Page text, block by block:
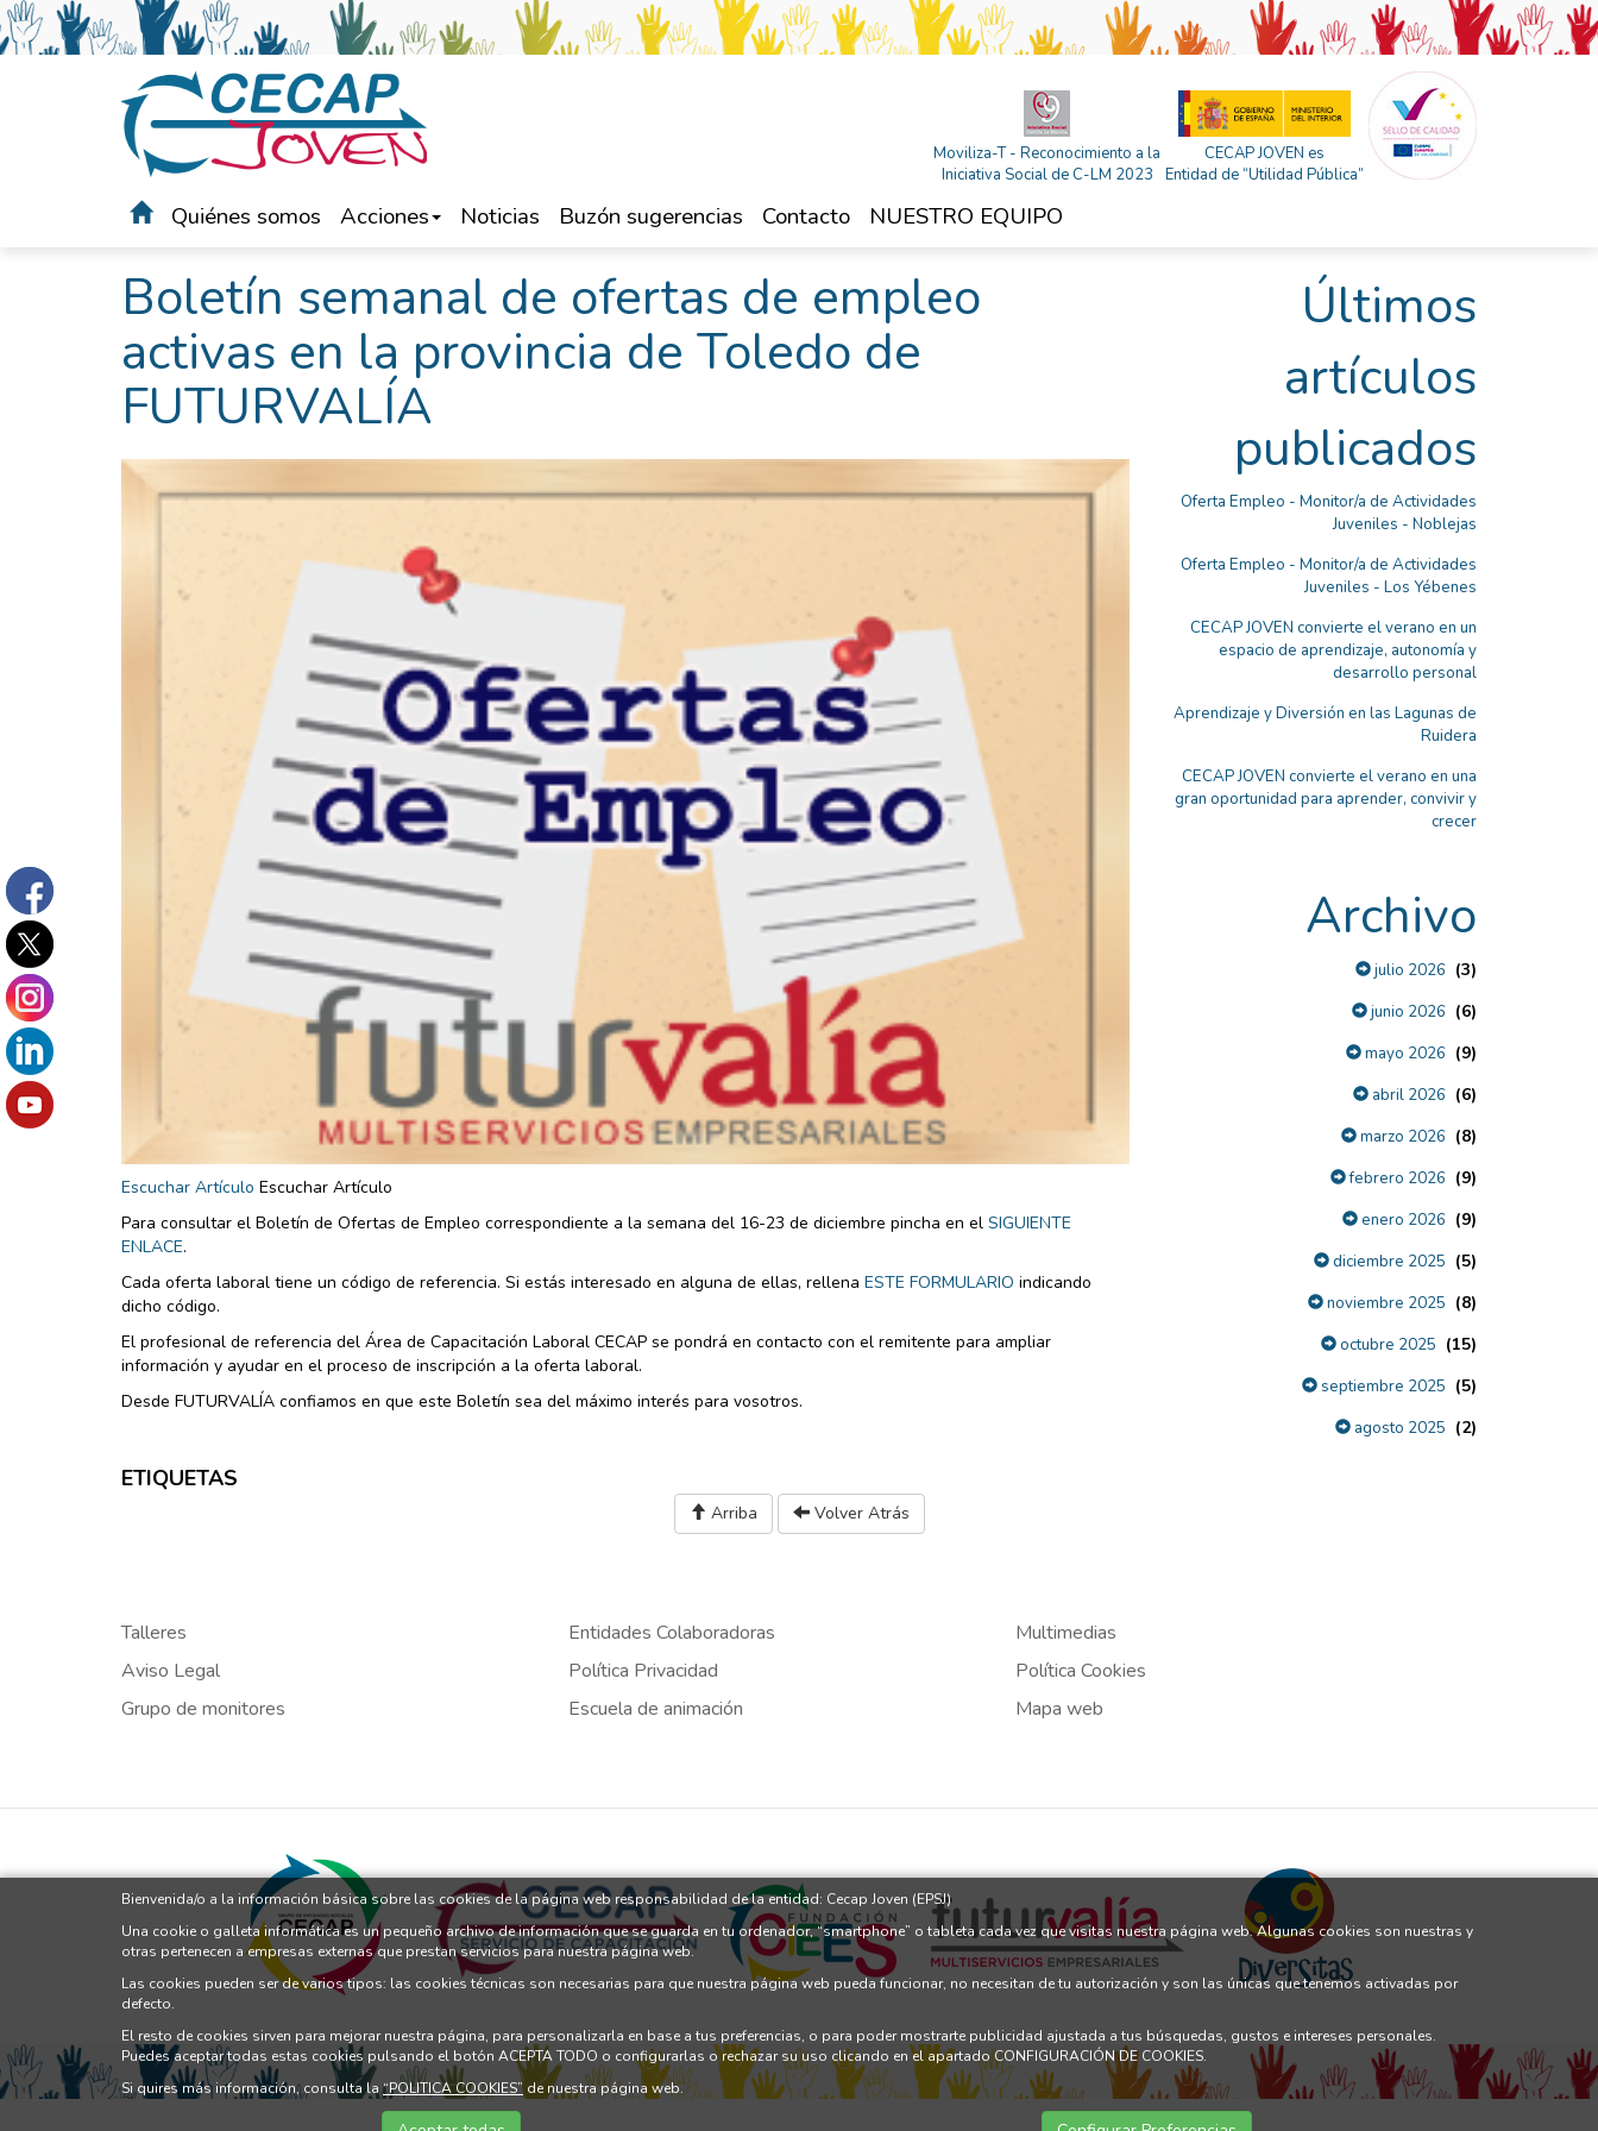
Moviliza-T - Reconocimiento a la
Iniciativa Social de C-LM 2023
CECAP JOVEN es
Entidad de “Utilidad Pública”
Quiénes somos Acciones Noticias Buzón sugerencias Contacto NUESTRO EQUIPO
Boletín semanal de ofertas de empleo
activas en la provincia de Toledo de
FUTURVALÍA
Escuchar Artículo Escuchar Artículo
Para consultar el Boletín de Ofertas de Empleo correspondiente a la semana del 16-23 de diciembre pincha en el SIGUIENTE
ENLACE.
Cada oferta laboral tiene un código de referencia. Si estás interesado en alguna de ellas, rellena ESTE FORMULARIO indicando
dicho código.
El profesional de referencia del Área de Capacitación Laboral CECAP se pondrá en contacto con el remitente para ampliar
información y ayudar en el proceso de inscripción a la oferta laboral.
Desde FUTURVALÍA confiamos en que este Boletín sea del máximo interés para vosotros.
Últimos
artículos
publicados
Oferta Empleo - Monitor/a de Actividades
Juveniles - Noblejas
Oferta Empleo - Monitor/a de Actividades
Juveniles - Los Yébenes
CECAP JOVEN convierte el verano en un
espacio de aprendizaje, autonomía y
desarrollo personal
Aprendizaje y Diversión en las Lagunas de
Ruidera
CECAP JOVEN convierte el verano en una
gran oportunidad para aprender, convivir y
crecer
Archivo
julio 2026 (3)
junio 2026 (6)
mayo 2026 (9)
abril 2026 (6)
marzo 2026 (8)
febrero 2026 (9)
enero 2026 (9)
diciembre 2025 (5)
noviembre 2025 (8)
octubre 2025 (15)
septiembre 2025 (5)
agosto 2025 (2)
ETIQUETAS
Arriba Volver Atrás
Talleres Entidades Colaboradoras
Multimedias
Aviso Legal
Política Privacidad
Política Cookies
Grupo de monitores
Escuela de animación Mapa web
Bienvenida/o a la información básica sobre las cookies de la página web responsabilidad de la entidad: Cecap Joven (EPSJ)
Una cookie o galleta informática es un pequeño archivo de información que se guarda en tu ordenador, “smartphone” o tableta cada vez que visitas nuestra página web. Algunas cookies son nuestras y
otras pertenecen a empresas externas que prestan servicios para nuestra página web.
Las cookies pueden ser de varios tipos: las cookies técnicas son necesarias para que nuestra página web pueda funcionar, no necesitan de tu autorización y son las únicas que tenemos activadas por
defecto.
El resto de cookies sirven para mejorar nuestra página, para personalizarla en base a tus preferencias, o para poder mostrarte publicidad ajustada a tus búsquedas, gustos e intereses personales.
Puedes aceptar todas estas cookies pulsando el botón ACEPTA TODO o configurarlas o rechazar su uso clicando en el apartado CONFIGURACIÓN DE COOKIES.
Si quires más información, consulta la “POLITICA COOKIES” de nuestra página web.